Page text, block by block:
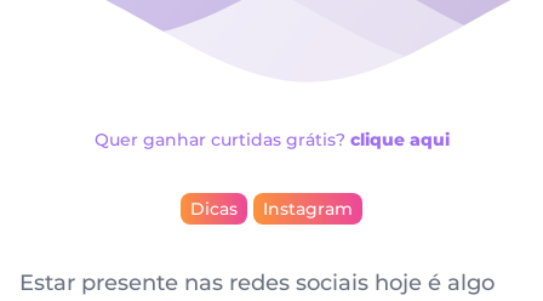
Quer ganhar curtidas grátis? clique aqui
Dicas Instagram
Estar presente nas redes sociais hoje é algo